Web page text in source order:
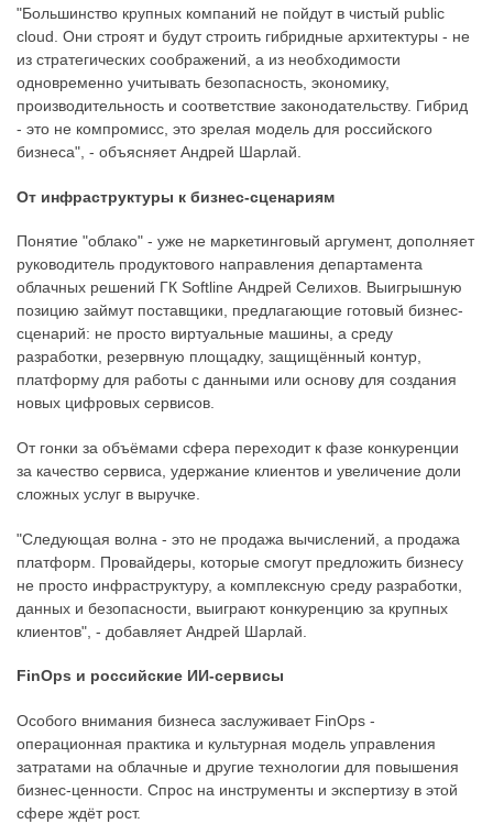
"Большинство крупных компаний не пойдут в чистый public
cloud. Они строят и будут строить гибридные архитектуры - не
из стратегических соображений, а из необходимости
одновременно учитывать безопасность, экономику,
производительность и соответствие законодательству. Гибрид
- это не компромисс, это зрелая модель для российского
бизнеса", - объясняет Андрей Шарлай.
От инфраструктуры к бизнес-сценариям
Понятие "облако" - уже не маркетинговый аргумент, дополняет
руководитель продуктового направления департамента
облачных решений ГК Softline Андрей Селихов. Выигрышную
позицию займут поставщики, предлагающие готовый бизнес-
сценарий: не просто виртуальные машины, а среду
разработки, резервную площадку, защищённый контур,
платформу для работы с данными или основу для создания
новых цифровых сервисов.
От гонки за объёмами сфера переходит к фазе конкуренции
за качество сервиса, удержание клиентов и увеличение доли
сложных услуг в выручке.
"Следующая волна - это не продажа вычислений, а продажа
платформ. Провайдеры, которые смогут предложить бизнесу
не просто инфраструктуру, а комплексную среду разработки,
данных и безопасности, выиграют конкуренцию за крупных
клиентов", - добавляет Андрей Шарлай.
FinOps и российские ИИ-сервисы
Особого внимания бизнеса заслуживает FinOps -
операционная практика и культурная модель управления
затратами на облачные и другие технологии для повышения
бизнес-ценности. Спрос на инструменты и экспертизу в этой
сфере ждёт рост.